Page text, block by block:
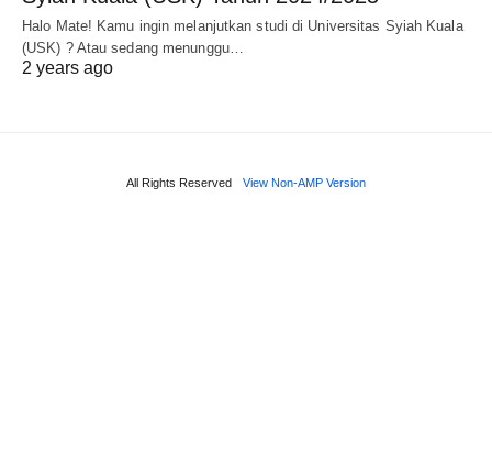
Halo Mate! Kamu ingin melanjutkan studi di Universitas Syiah Kuala
(USK) ? Atau sedang menunggu…
2 years ago
All Rights Reserved View Non-AMP Version